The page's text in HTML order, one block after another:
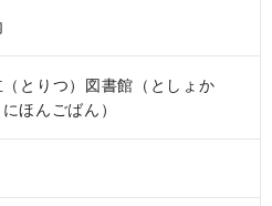
とりつ）図書館（としょか
ほんごばん）